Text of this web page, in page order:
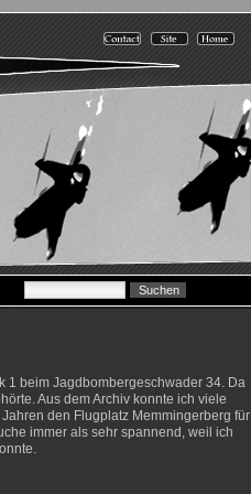
1 beim Jagdbombergeschwader 34. Da
Aus dem Archiv konnte ich viele
den Flugplatz Memmingerberg für
immer als sehr spannend, weil ich